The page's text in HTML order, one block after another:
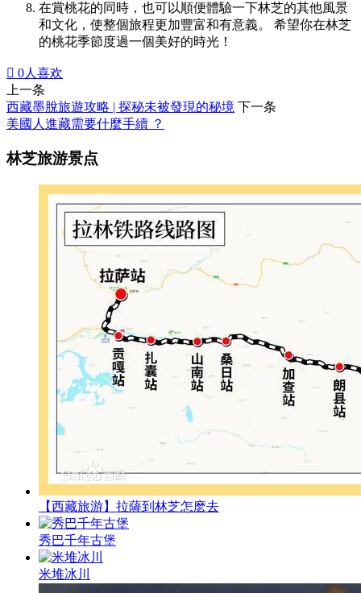
在賞桃花的同時，也可以順便體驗一下林芝的其他風景
和文化，使整個旅程更加豐富和有意義。 希望你在林芝
的桃花季節度過一個美好的時光！
 0人喜欢
上一条
西藏墨脫旅遊攻略 | 探秘未被發現的秘境 下一条
美國人進藏需要什麼手續 ？
林芝旅游景点
【西藏旅游】拉薩到林芝怎麽去
秀巴千年古堡
米堆冰川